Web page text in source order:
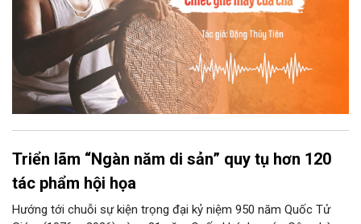
Triển lãm “Ngàn năm di sản” quy tụ hơn 120
tác phẩm hội họa
Hướng tới chuỗi sự kiện trọng đại kỷ niệm 950 năm Quốc Tử